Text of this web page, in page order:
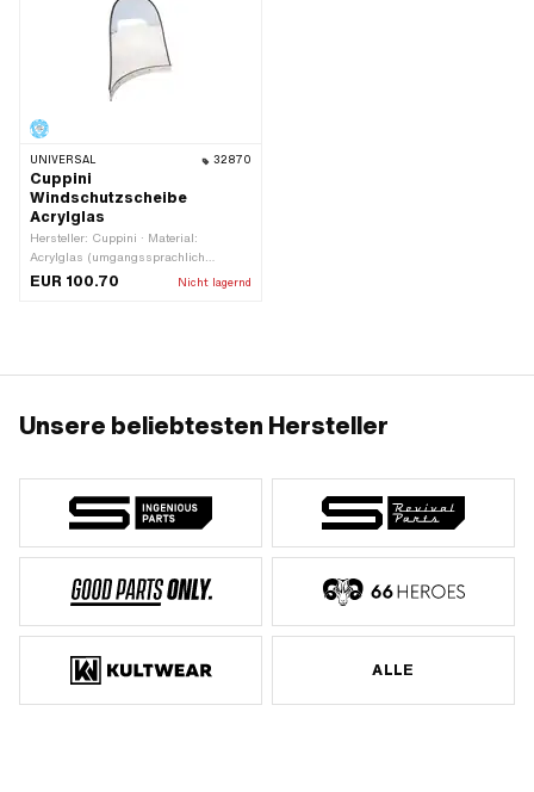
UNIVERSAL 32870
Cuppini
Windschutzscheibe
Acrylglas
Hersteller: Cuppini · Material:
Acrylglas (umgangssprachlich
bekannt als Plexiglas) · Breite: 540
EUR 100.70 Nicht lagernd
Unsere beliebtesten Hersteller
ALLE